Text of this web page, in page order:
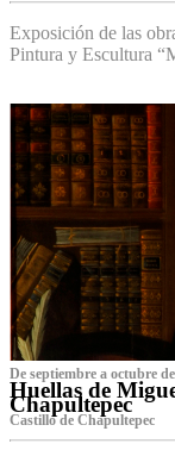
Exposición de las
Pintura y Escultura
De septiembre a octubre
Huellas de
Chapultepec
Castillo de Chapultepec